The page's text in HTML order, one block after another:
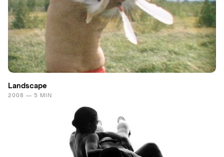
Landscape
2008 — 5 MIN